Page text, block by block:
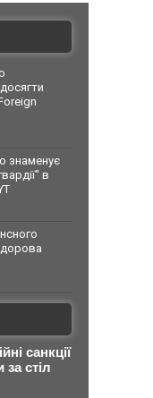
знаменує
в
санкції
за стіл